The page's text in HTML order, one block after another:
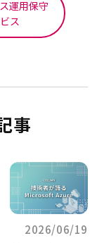
from
---
運用保守
ス
事
2026/06/19